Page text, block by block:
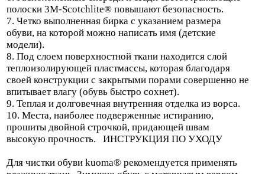
полоски 3M-Scotchlite® повышают безопасность.
7. Четко выполненная бирка с указанием размера
обуви, на которой можно написать имя (детские
модели).
8. Под слоем поверхностной ткани находится слой
теплоизолирующей пластмассы, которая благодаря
своей конструкции с закрытыми порами совершенно не
впитывает влагу (обувь быстро сохнет).
9. Теплая и долговечная внутренняя отделка из ворса.
10. Места, наиболее подверженные истиранию,
прошиты двойной строчкой, придающей швам
высокую прочность. ИНСТРУКЦИЯ ПО УХОДУ
Для чистки обуви kuoma® рекомендуется применять